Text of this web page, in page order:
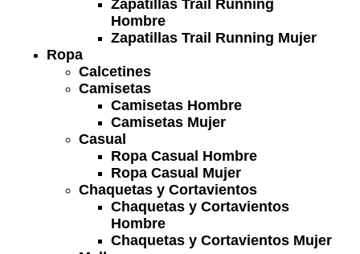
Zapatillas Trail Running
Hombre
Zapatillas Trail Running Mujer
Ropa
Calcetines
Camisetas
Camisetas Hombre
Camisetas Mujer
Casual
Ropa Casual Hombre
Ropa Casual Mujer
Chaquetas y Cortavientos
Chaquetas y Cortavientos
Hombre
Chaquetas y Cortavientos Mujer